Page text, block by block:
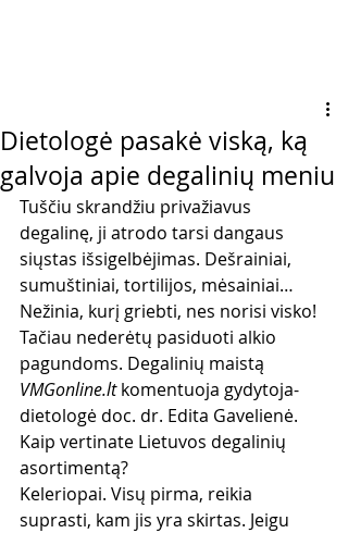
Dietologė pasakė viską, ką
galvoja apie degalinių meniu
Tuščiu skrandžiu privažiavus
degalinę, ji atrodo tarsi dangaus
siųstas išsigelbėjimas. Dešrainiai,
sumuštiniai, tortilijos, mėsainiai…
Nežinia, kurį griebti, nes norisi visko!
Tačiau nederėtų pasiduoti alkio
pagundoms. Degalinių maistą
VMGonline.lt komentuoja gydytoja-
dietologė doc. dr. Edita Gavelienė.
Kaip vertinate Lietuvos degalinių
asortimentą?
Keleriopai. Visų pirma, reikia
suprasti, kam jis yra skirtas. Jeigu